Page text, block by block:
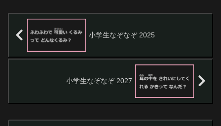
小学生なぞなぞ 2025
小学生なぞなぞ 2027